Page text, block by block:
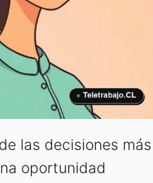
las decisiones más
oportunidad